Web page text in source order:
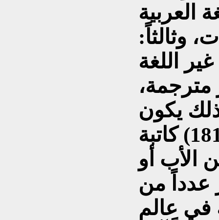
العربية
وثالثاً:
اللغة
مترجمة،
وبذلك يكون
المؤلف قد جمع أسماء (181) كاتبة
الأب أو
عدداً من
في عالم